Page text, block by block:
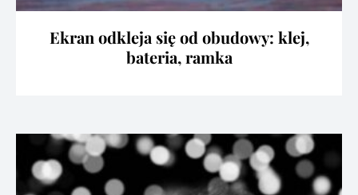
Ekran odkleja się od obudowy: klej,
bateria, ramka